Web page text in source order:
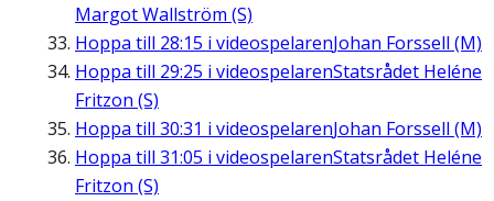
Margot Wallström (S)
Hoppa till 28:15 i videospelarenJohan Forssell (M)
Hoppa till 29:25 i videospelarenStatsrådet Heléne
Fritzon (S)
Hoppa till 30:31 i videospelarenJohan Forssell (M)
Hoppa till 31:05 i videospelarenStatsrådet Heléne
Fritzon (S)